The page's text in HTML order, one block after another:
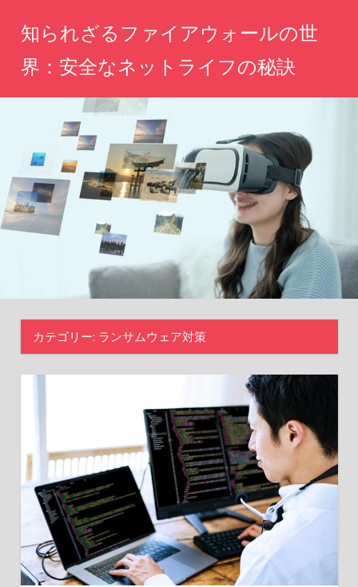
ツ
キ
ッ
プ
知られざるファイアウォールの世
界：安全なネットライフの秘訣
ネ
ッ
ト
生
活
未
知
セ
の
力
旅
へ。
カテゴリー: ランサムウェア対策